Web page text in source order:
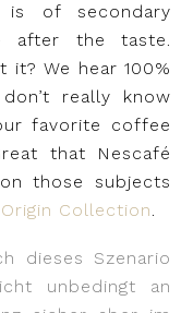
of secondary
after the taste.
it? We hear 100%
really know
favorite coffee
that Nescafé
those subjects
Collection.
dieses Szenario
unbedingt an